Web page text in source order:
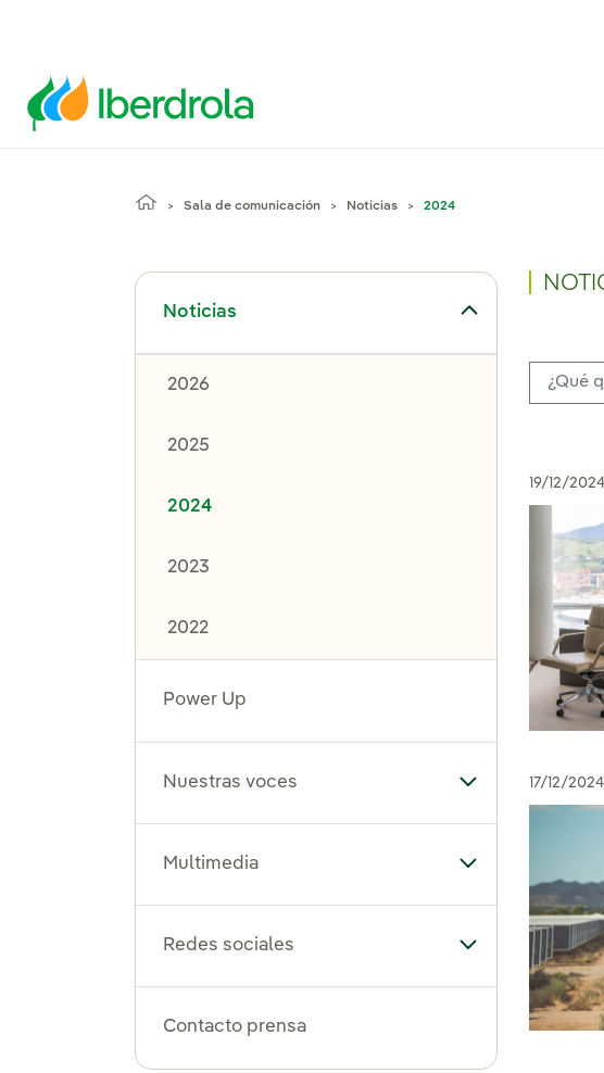
Sala de comunicación Noticias 2024
Noticias
Alternar el submenú para Noticias
2026
2025
2024
2023
2022
Power Up
Nuestras voces Alternar el
Multimedia Alternar el
Redes sociales Alternar el
Contacto prensa
19/12/2024
17/12/2024